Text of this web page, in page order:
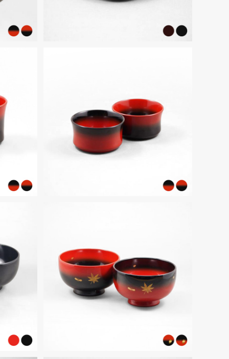
［朱
輪島塗ぐいのみ 臼型 ぼかし塗［朱
×黒］
¥16,500
SOLD OUT
輪島塗深型汁椀 3寸6分 ぼかし塗
［黒×朱］ 春秋蒔絵
¥49,500